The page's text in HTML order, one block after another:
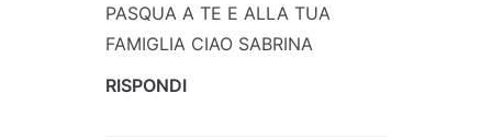
PASQUA A TE E ALLA TUA
FAMIGLIA CIAO SABRINA
RISPONDI